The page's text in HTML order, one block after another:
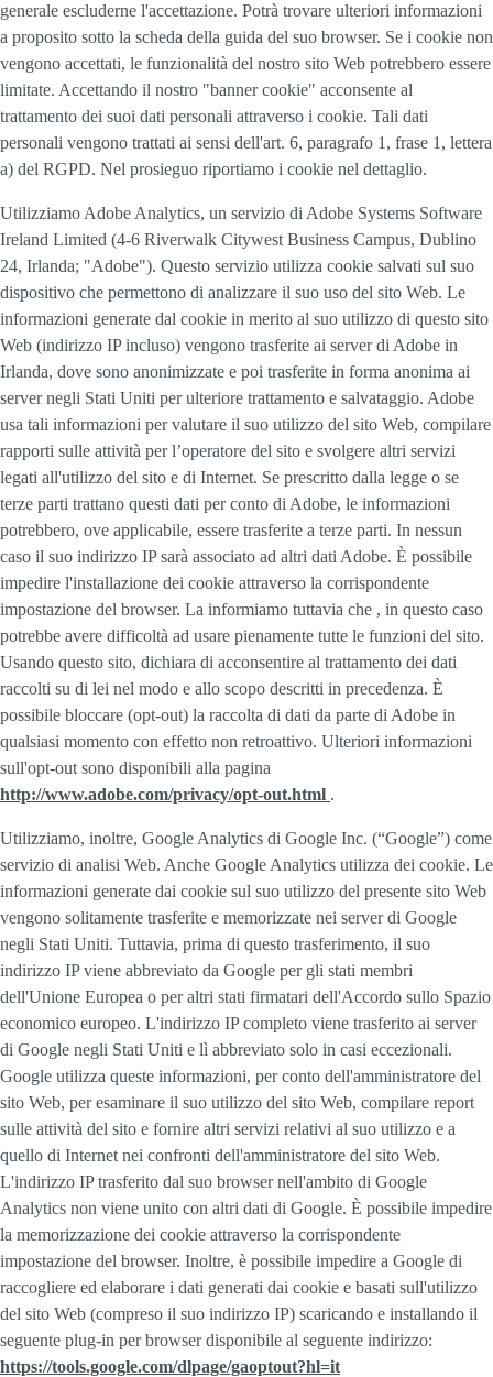
generale escluderne l'accettazione. Potrà trovare ulteriori informazioni
a proposito sotto la scheda della guida del suo browser. Se i cookie non
vengono accettati, le funzionalità del nostro sito Web potrebbero essere
limitate. Accettando il nostro "banner cookie" acconsente al
trattamento dei suoi dati personali attraverso i cookie. Tali dati
personali vengono trattati ai sensi dell'art. 6, paragrafo 1, frase 1, lettera
a) del RGPD. Nel prosieguo riportiamo i cookie nel dettaglio.
Utilizziamo Adobe Analytics, un servizio di Adobe Systems Software
Ireland Limited (4-6 Riverwalk Citywest Business Campus, Dublino
24, Irlanda; "Adobe"). Questo servizio utilizza cookie salvati sul suo
dispositivo che permettono di analizzare il suo uso del sito Web. Le
informazioni generate dal cookie in merito al suo utilizzo di questo sito
Web (indirizzo IP incluso) vengono trasferite ai server di Adobe in
Irlanda, dove sono anonimizzate e poi trasferite in forma anonima ai
server negli Stati Uniti per ulteriore trattamento e salvataggio. Adobe
usa tali informazioni per valutare il suo utilizzo del sito Web, compilare
rapporti sulle attività per l’operatore del sito e svolgere altri servizi
legati all'utilizzo del sito e di Internet. Se prescritto dalla legge o se
terze parti trattano questi dati per conto di Adobe, le informazioni
potrebbero, ove applicabile, essere trasferite a terze parti. In nessun
caso il suo indirizzo IP sarà associato ad altri dati Adobe. È possibile
impedire l'installazione dei cookie attraverso la corrispondente
impostazione del browser. La informiamo tuttavia che , in questo caso
potrebbe avere difficoltà ad usare pienamente tutte le funzioni del sito.
Usando questo sito, dichiara di acconsentire al trattamento dei dati
raccolti su di lei nel modo e allo scopo descritti in precedenza. È
possibile bloccare (opt-out) la raccolta di dati da parte di Adobe in
qualsiasi momento con effetto non retroattivo. Ulteriori informazioni
sull'opt-out sono disponibili alla pagina
http://www.adobe.com/privacy/opt-out.html .
Utilizziamo, inoltre, Google Analytics di Google Inc. (“Google”) come
servizio di analisi Web. Anche Google Analytics utilizza dei cookie. Le
informazioni generate dai cookie sul suo utilizzo del presente sito Web
vengono solitamente trasferite e memorizzate nei server di Google
negli Stati Uniti. Tuttavia, prima di questo trasferimento, il suo
indirizzo IP viene abbreviato da Google per gli stati membri
dell'Unione Europea o per altri stati firmatari dell'Accordo sullo Spazio
economico europeo. L'indirizzo IP completo viene trasferito ai server
di Google negli Stati Uniti e lì abbreviato solo in casi eccezionali.
Google utilizza queste informazioni, per conto dell'amministratore del
sito Web, per esaminare il suo utilizzo del sito Web, compilare report
sulle attività del sito e fornire altri servizi relativi al suo utilizzo e a
quello di Internet nei confronti dell'amministratore del sito Web.
L'indirizzo IP trasferito dal suo browser nell'ambito di Google
Analytics non viene unito con altri dati di Google. È possibile impedire
la memorizzazione dei cookie attraverso la corrispondente
impostazione del browser. Inoltre, è possibile impedire a Google di
raccogliere ed elaborare i dati generati dai cookie e basati sull'utilizzo
del sito Web (compreso il suo indirizzo IP) scaricando e installando il
seguente plug-in per browser disponibile al seguente indirizzo:
https://tools.google.com/dlpage/gaoptout?hl=it